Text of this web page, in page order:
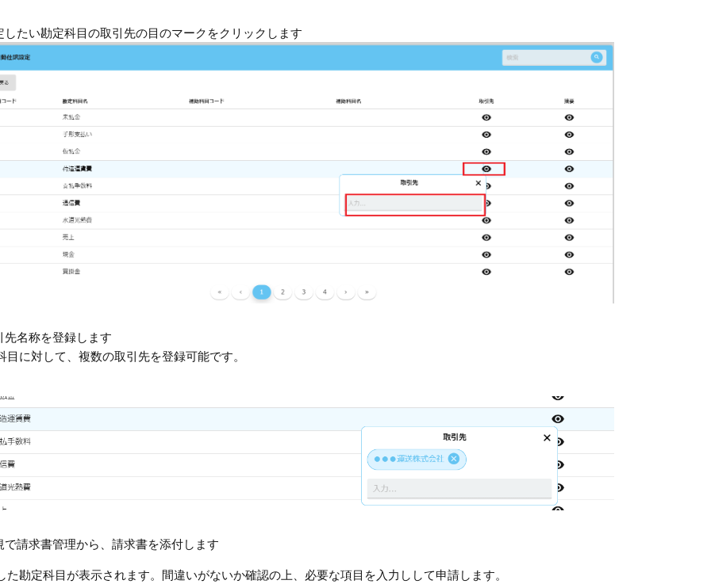
したい勘定科目の取引先の目のマークをクリックします
先名称を登録します
目に対して、複数の取引先を登録可能です。
で請求書管理から、請求書を添付します
た勘定科目が表示されます。間違いがないか確認の上、必要な項目を入力しして申請します。